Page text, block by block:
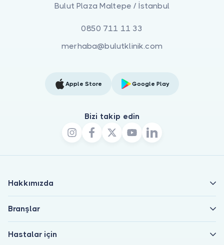
Bulut Plaza Maltepe / İstanbul
0850 711 11 33
merhaba@bulutklinik.com
Apple Store Google Play
Bizi takip edin
Hakkımızda
Branşlar
Hastalar için